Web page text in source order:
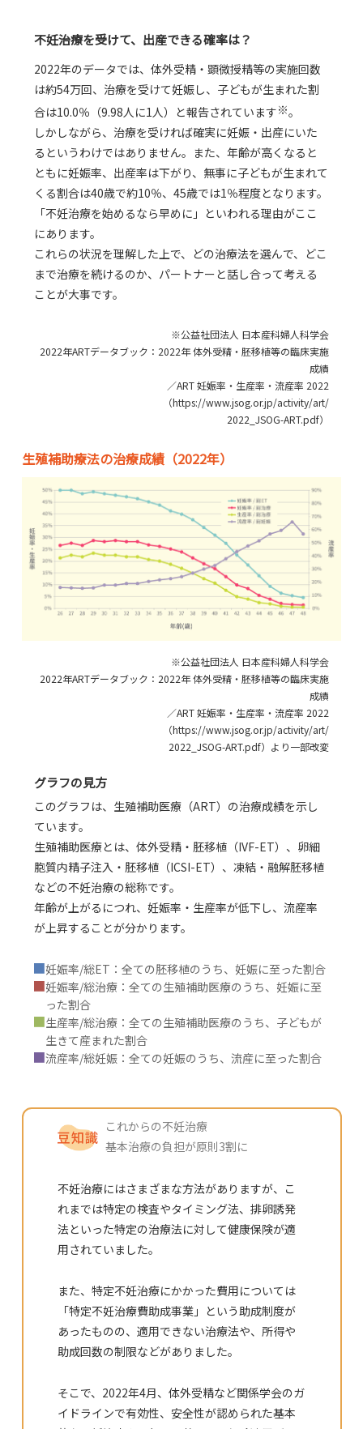
不妊治療を受けて、出産できる確率は？
2022年のデータでは、体外受精・顕微授精等の実施回数
は約54万回、治療を受けて妊娠し、子どもが生まれた割
合は10.0％（9.98人に1人）と報告されています※。
しかしながら、治療を受ければ確実に妊娠・出産にいた
るというわけではありません。また、年齢が高くなると
ともに妊娠率、出産率は下がり、無事に子どもが生まれて
くる割合は40歳で約10％、45歳では1％程度となります。
「不妊治療を始めるなら早めに」といわれる理由がここ
にあります。
これらの状況を理解した上で、どの治療法を選んで、どこ
まで治療を続けるのか、パートナーと話し合って考える
ことが大事です。
※公益社団法人 日本産科婦人科学会
2022年ARTデータブック：2022年 体外受精・胚移植等の臨床実施
成績
／ART 妊娠率・生産率・流産率 2022
（https://www.jsog.or.jp/activity/art/
2022_JSOG-ART.pdf）
生殖補助療法の治療成績（2022年）
※公益社団法人 日本産科婦人科学会
2022年ARTデータブック：2022年 体外受精・胚移植等の臨床実施
成績
／ART 妊娠率・生産率・流産率 2022
（https://www.jsog.or.jp/activity/art/
2022_JSOG-ART.pdf）より一部改変
グラフの見方
このグラフは、生殖補助医療（ART）の治療成績を示し
ています。
生殖補助医療とは、体外受精・胚移植（IVF-ET）、卵細
胞質内精子注入・胚移植（ICSI-ET）、凍結・融解胚移植
などの不妊治療の総称です。
年齢が上がるにつれ、妊娠率・生産率が低下し、流産率
が上昇することが分かります。
■妊娠率/総ET：全ての胚移植のうち、妊娠に至った割合
■妊娠率/総治療：全ての生殖補助医療のうち、妊娠に至
った割合
■生産率/総治療：全ての生殖補助医療のうち、子どもが
生きて産まれた割合
■流産率/総妊娠：全ての妊娠のうち、流産に至った割合
これからの不妊治療
基本治療の負担が原則3割に
不妊治療にはさまざまな方法がありますが、こ
れまでは特定の検査やタイミング法、排卵誘発
法といった特定の治療法に対して健康保険が適
用されていました。
また、特定不妊治療にかかった費用については
「特定不妊治療費助成事業」という助成制度が
あったものの、適用できない治療法や、所得や
助成回数の制限などがありました。
そこで、2022年4月、体外受精など関係学会のガ
イドラインで有効性、安全性が認められた基本